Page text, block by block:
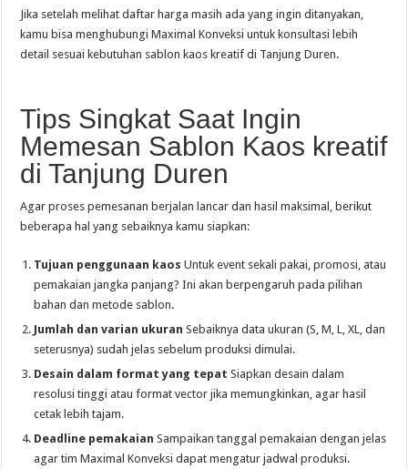
Jika setelah melihat daftar harga masih ada yang ingin ditanyakan,
kamu bisa menghubungi Maximal Konveksi untuk konsultasi lebih
detail sesuai kebutuhan sablon kaos kreatif di Tanjung Duren.
Tips Singkat Saat Ingin
Memesan Sablon Kaos kreatif
di Tanjung Duren
Agar proses pemesanan berjalan lancar dan hasil maksimal, berikut
beberapa hal yang sebaiknya kamu siapkan:
Tujuan penggunaan kaos Untuk event sekali pakai, promosi, atau
pemakaian jangka panjang? Ini akan berpengaruh pada pilihan
bahan dan metode sablon.
Jumlah dan varian ukuran Sebaiknya data ukuran (S, M, L, XL, dan
seterusnya) sudah jelas sebelum produksi dimulai.
Desain dalam format yang tepat Siapkan desain dalam
resolusi tinggi atau format vector jika memungkinkan, agar hasil
cetak lebih tajam.
Deadline pemakaian Sampaikan tanggal pemakaian dengan jelas
agar tim Maximal Konveksi dapat mengatur jadwal produksi.